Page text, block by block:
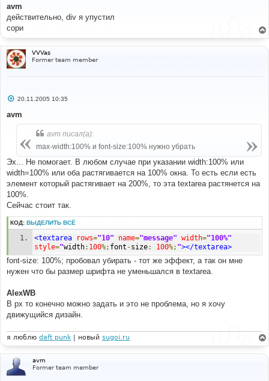
о
щ
е
н
е
avm
действительно, div я упустил
сори
VVVas
Former team member
С
о
б
щ
е
20.11.2005 10:35
avm
avm писал(а):
max-width:100% и font-size:100% нужно убрать
Эх... Не помогает. В любом случае при указании width:100% или
width=100% или оба растягивается на 100% окна. То есть если есть
элемент который растягивает на 200%, то эта textarea растянется на
100%.
Сейчас стоит так.
КОД: ВЫДЕЛИТЬ ВСЁ
<textarea rows="10" name="message" width="100%"
style="width: 100%; font -size: 100%; "></textarea>
font-size: 100%; пробовал убирать - тот же эффект, а так он мне
нужен что бы размер шрифта не уменьшался в textarea.
AlexWB
В px то конечно можно задать и это не проблема, но я хочу
движущийся дизайн.
я люблю daft punk | новый sugoi.ru
avm
Former team member